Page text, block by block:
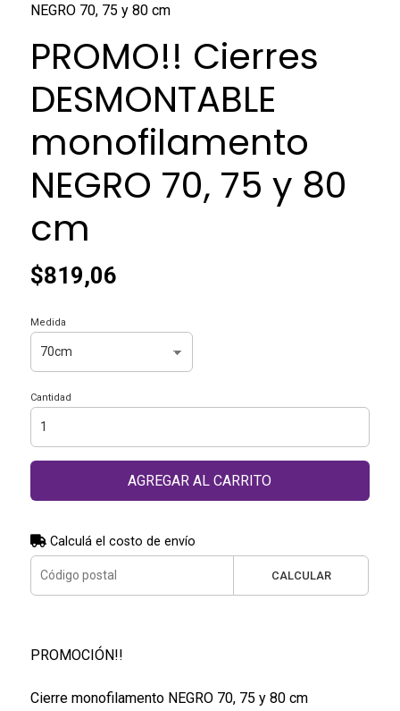
NEGRO 70, 75 y 80 cm
PROMO!! Cierres
DESMONTABLE
monofilamento
NEGRO 70, 75 y 80
cm
$819,06
Medida
Cantidad
AGREGAR AL CARRITO
Calculá el costo de envío
CALCULAR
PROMOCIÓN!!
Cierre monofilamento NEGRO 70, 75 y 80 cm